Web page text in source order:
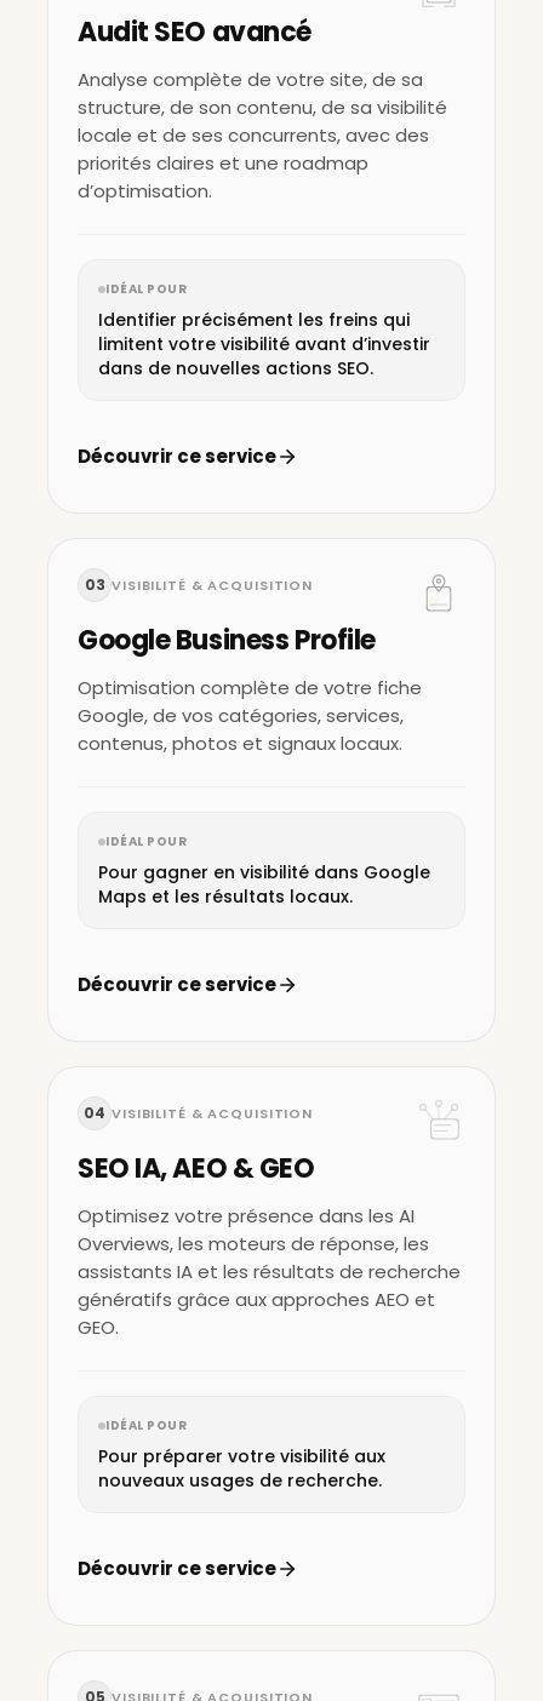
Audit SEO avancé
Analyse complète de votre site, de sa
structure, de son contenu, de sa visibilité
locale et de ses concurrents, avec des
priorités claires et une roadmap
d’optimisation.
IDÉAL POUR
Identifier précisément les freins qui
limitent votre visibilité avant d’investir
dans de nouvelles actions SEO.
Découvrir ce service
03 VISIBILITÉ & ACQUISITION
Google Business Profile
Optimisation complète de votre fiche
Google, de vos catégories, services,
contenus, photos et signaux locaux.
IDÉAL POUR
Pour gagner en visibilité dans Google
Maps et les résultats locaux.
Découvrir ce service
04 VISIBILITÉ & ACQUISITION
SEO IA, AEO & GEO
Optimisez votre présence dans les AI
Overviews, les moteurs de réponse, les
assistants IA et les résultats de recherche
génératifs grâce aux approches AEO et
GEO.
IDÉAL POUR
Pour préparer votre visibilité aux
nouveaux usages de recherche.
Découvrir ce service
05